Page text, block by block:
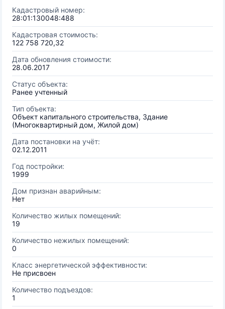
Кадастровый номер:
28:01:130048:488
Кадастровая стоимость:
122 758 720,32
Дата обновления стоимости:
28.06.2017
Статус объекта:
Ранее учтенный
Тип объекта:
Объект капитального строительства, Здание
(Многоквартирный дом, Жилой дом)
Дата постановки на учёт:
02.12.2011
Год постройки:
1999
Дом признан аварийным:
Нет
Количество жилых помещений:
19
Количество нежилых помещений:
0
Класс энергетической эффективности:
Не присвоен
Количество подъездов:
1